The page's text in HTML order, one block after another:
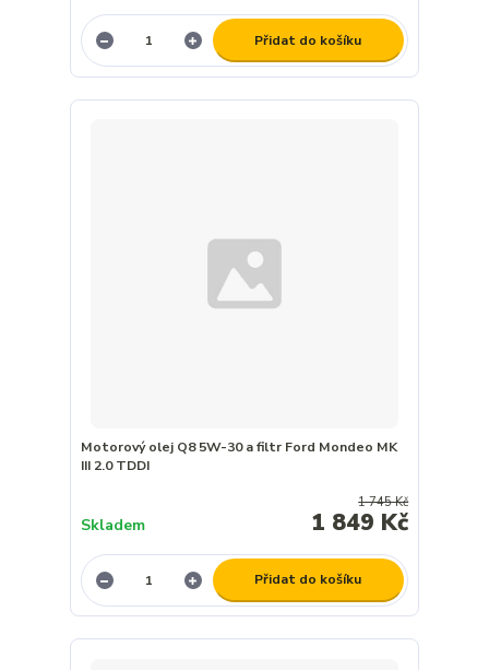
Přidat do košíku
Motorový olej Q8 5W-30 a filtr Ford Mondeo MK
III 2.0 TDDI
1 745 Kč
1 849 Kč
Skladem
Přidat do košíku